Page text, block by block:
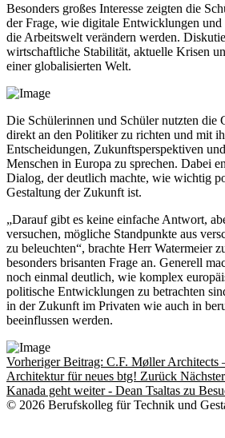
Besonders großes Interesse zeigten die
der Frage, wie digitale Entwicklungen
die Arbeitswelt verändern werden.
wirtschaftliche Stabilität, aktuelle Krisen
einer globalisierten Welt.
Die Schülerinnen und Schüler nutzten die
direkt an den Politiker zu richten und mit
Entscheidungen, Zukunftsperspektiven
Menschen in Europa zu sprechen. Dabei
Dialog, der deutlich machte, wie wichtig
Gestaltung der Zukunft ist.
„Darauf gibt es keine einfache Antwort,
versuchen, mögliche Standpunkte aus
zu beleuchten“, brachte Herr Watermeier
besonders brisanten Frage an. Generell
noch einmal deutlich, wie komplex
politische Entwicklungen zu betrachten
in der Zukunft im Privaten wie auch in
beeinflussen werden.
Vorheriger Beitrag: C.F. Møller Architects
Architektur für neues btg! Zurück
Kanada geht weiter - Dean Tsaltas zu
© 2026 Berufskolleg für Technik und